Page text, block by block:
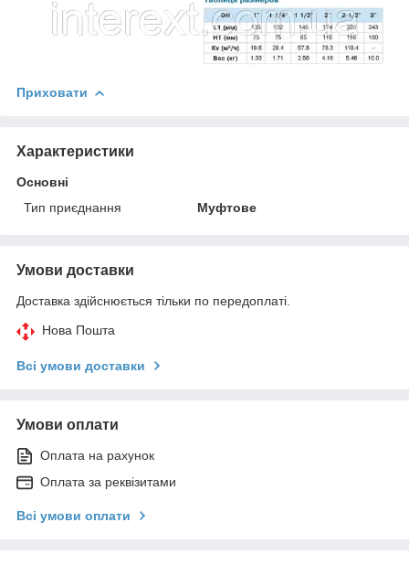
Приховати
Характеристики
Основні
Тип приєднання
Муфтове
Умови доставки
Доставка здійснюється тільки по передоплаті.
Нова Пошта
Всі умови доставки
Умови оплати
Оплата на рахунок
Оплата за реквізитами
Всі умови оплати